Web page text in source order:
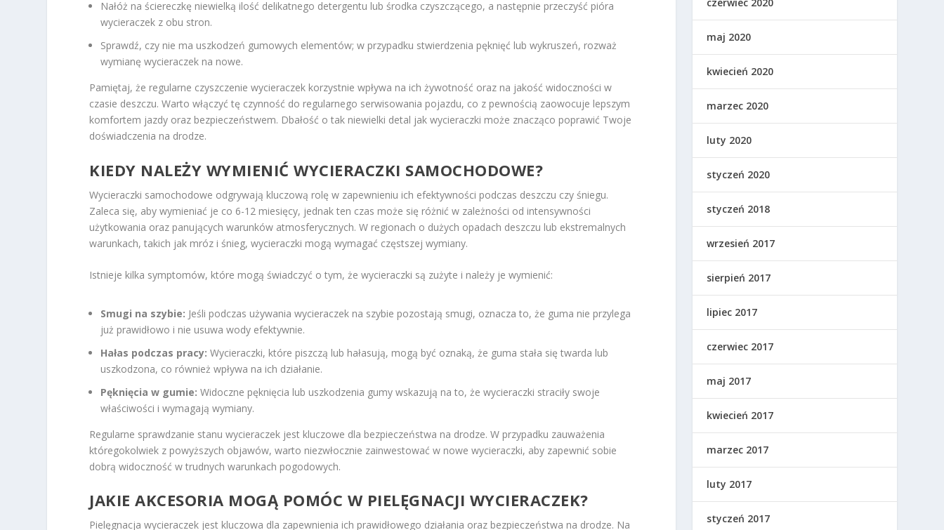
Nałóż na ściereczkę niewielką ilość delikatnego detergentu lub środka czyszczącego, a następnie przeczyść pióra
wycieraczek z obu stron.
Sprawdź, czy nie ma uszkodzeń gumowych elementów; w przypadku stwierdzenia pęknięć lub wykruszeń, rozważ
wymianę wycieraczek na nowe.
Pamiętaj, że regularne czyszczenie wycieraczek korzystnie wpływa na ich żywotność oraz na jakość widoczności w
czasie deszczu. Warto włączyć tę czynność do regularnego serwisowania pojazdu, co z pewnością zaowocuje lepszym
komfortem jazdy oraz bezpieczeństwem. Dbałość o tak niewielki detal jak wycieraczki może znacząco poprawić Twoje
doświadczenia na drodze.
KIEDY NALEŻY WYMIENIĆ WYCIERACZKI SAMOCHODOWE?
Wycieraczki samochodowe odgrywają kluczową rolę w zapewnieniu ich efektywności podczas deszczu czy śniegu.
Zaleca się, aby wymieniać je co 6-12 miesięcy, jednak ten czas może się różnić w zależności od intensywności
użytkowania oraz panujących warunków atmosferycznych. W regionach o dużych opadach deszczu lub ekstremalnych
warunkach, takich jak mróz i śnieg, wycieraczki mogą wymagać częstszej wymiany.
Istnieje kilka symptomów, które mogą świadczyć o tym, że wycieraczki są zużyte i należy je wymienić:
Smugi na szybie: Jeśli podczas używania wycieraczek na szybie pozostają smugi, oznacza to, że guma nie przylega
już prawidłowo i nie usuwa wody efektywnie.
Hałas podczas pracy: Wycieraczki, które piszczą lub hałasują, mogą być oznaką, że guma stała się twarda lub
uszkodzona, co również wpływa na ich działanie.
Pęknięcia w gumie: Widoczne pęknięcia lub uszkodzenia gumy wskazują na to, że wycieraczki straciły swoje
właściwości i wymagają wymiany.
Regularne sprawdzanie stanu wycieraczek jest kluczowe dla bezpieczeństwa na drodze. W przypadku zauważenia
któregokolwiek z powyższych objawów, warto niezwłocznie zainwestować w nowe wycieraczki, aby zapewnić sobie
dobrą widoczność w trudnych warunkach pogodowych.
JAKIE AKCESORIA MOGĄ POMÓC W PIELĘGNACJI WYCIERACZEK?
Pielęgnacja wycieraczek jest kluczowa dla zapewnienia ich prawidłowego działania oraz bezpieczeństwa na drodze. Na
maj 2020
kwiecień 2020
marzec 2020
luty 2020
styczeń 2020
styczeń 2018
wrzesień 2017
sierpień 2017
lipiec 2017
czerwiec 2017
maj 2017
kwiecień 2017
marzec 2017
luty 2017
styczeń 2017